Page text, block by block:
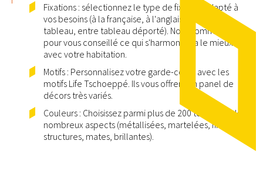
Fixations : sélectionnez le type de fixation adapté à
vos besoins (à la française, à l'anglaise, entre
tableau, entre tableau déporté). Nous sommes là
pour vous conseillé ce qui s'harmonisera le mieux
avec votre habitation.
Motifs : Personnalisez votre garde-corps avec les
motifs Life Tschoeppé. Ils vous offrent un panel de
décors très variés.
Couleurs : Choisissez parmi plus de 200 teintes et de
nombreux aspects (métallisées, martelées, fines
structures, mates, brillantes).